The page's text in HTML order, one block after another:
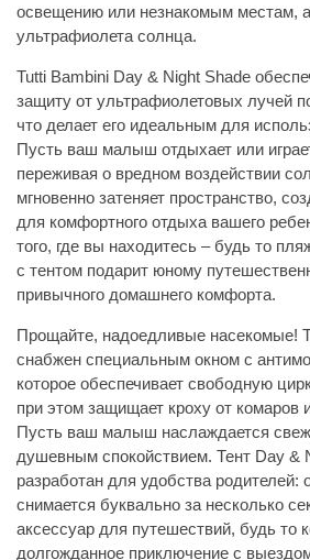
освещению или незнакомым местам,
ультрафиолета солнца.
Tutti Bambini Day & Night Shade
защиту от ультрафиолетовых лучей
что делает его идеальным для
Пусть ваш малыш отдыхает или
переживая о вредном воздействии
мгновенно затеняет пространство,
для комфортного отдыха вашего
того, где вы находитесь – будь то
с тентом подарит юному
привычного домашнего комфорта.
Прощайте, надоедливые насекомые!
снабжен специальным окном с
которое обеспечивает свободную
при этом защищает кроху от комаров
Пусть ваш малыш наслаждается
душевным спокойствием. Тент Day &
разработан для удобства родителей:
снимается буквально за несколько
аксессуар для путешествий, будь то
долгожданное приключение с